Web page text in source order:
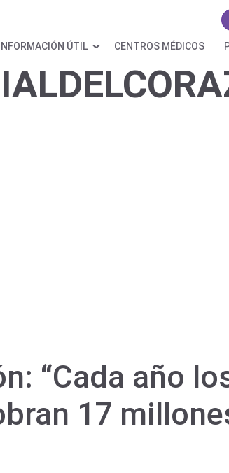
INFORMACIÓN ÚTIL CENTROS MÉDICOS
“Cada año
17